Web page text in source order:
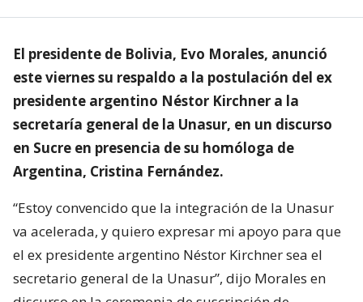
El presidente de Bolivia, Evo Morales, anunció
este viernes su respaldo a la postulación del ex
presidente argentino Néstor Kirchner a la
secretaría general de la Unasur, en un discurso
en Sucre en presencia de su homóloga de
Argentina, Cristina Fernández.
“Estoy convencido que la integración de la Unasur
va acelerada, y quiero expresar mi apoyo para que
el ex presidente argentino Néstor Kirchner sea el
secretario general de la Unasur”, dijo Morales en